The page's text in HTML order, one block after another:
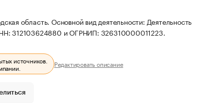
область. Основной вид деятельности: Деятельность
312103624880 и ОГРНИП: 326310000011223.
источников.
Редактировать описание